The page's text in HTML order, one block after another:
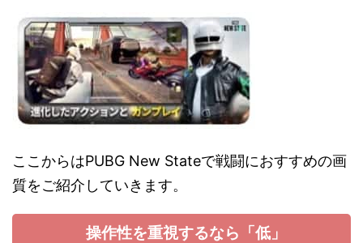
ここからはPUBG New Stateで戦闘におすすめの画
質をご紹介していきます。
操作性を重視するなら「低」